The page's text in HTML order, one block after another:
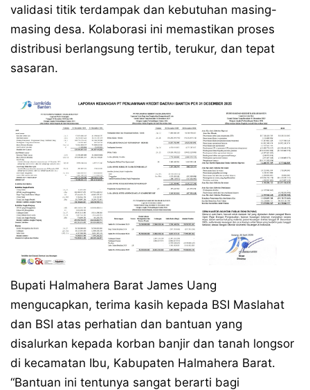
validasi titik terdampak dan kebutuhan masing-
masing desa. Kolaborasi ini memastikan proses
distribusi berlangsung tertib, terukur, dan tepat
sasaran.
Bupati Halmahera Barat James Uang
mengucapkan, terima kasih kepada BSI Maslahat
dan BSI atas perhatian dan bantuan yang
disalurkan kepada korban banjir dan tanah longsor
di kecamatan Ibu, Kabupaten Halmahera Barat.
“Bantuan ini tentunya sangat berarti bagi